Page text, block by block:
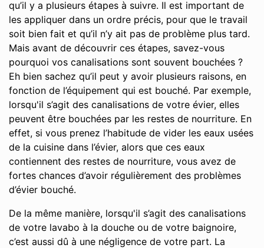
qu’il y a plusieurs étapes à suivre. Il est important de
les appliquer dans un ordre précis, pour que le travail
soit bien fait et qu’il n’y ait pas de problème plus tard.
Mais avant de découvrir ces étapes, savez-vous
pourquoi vos canalisations sont souvent bouchées ?
Eh bien sachez qu’il peut y avoir plusieurs raisons, en
fonction de l’équipement qui est bouché. Par exemple,
lorsqu'il s’agit des canalisations de votre évier, elles
peuvent être bouchées par les restes de nourriture. En
effet, si vous prenez l’habitude de vider les eaux usées
de la cuisine dans l’évier, alors que ces eaux
contiennent des restes de nourriture, vous avez de
fortes chances d’avoir régulièrement des problèmes
d’évier bouché.
De la même manière, lorsqu'il s’agit des canalisations
de votre lavabo à la douche ou de votre baignoire,
c’est aussi dû à une négligence de votre part. La